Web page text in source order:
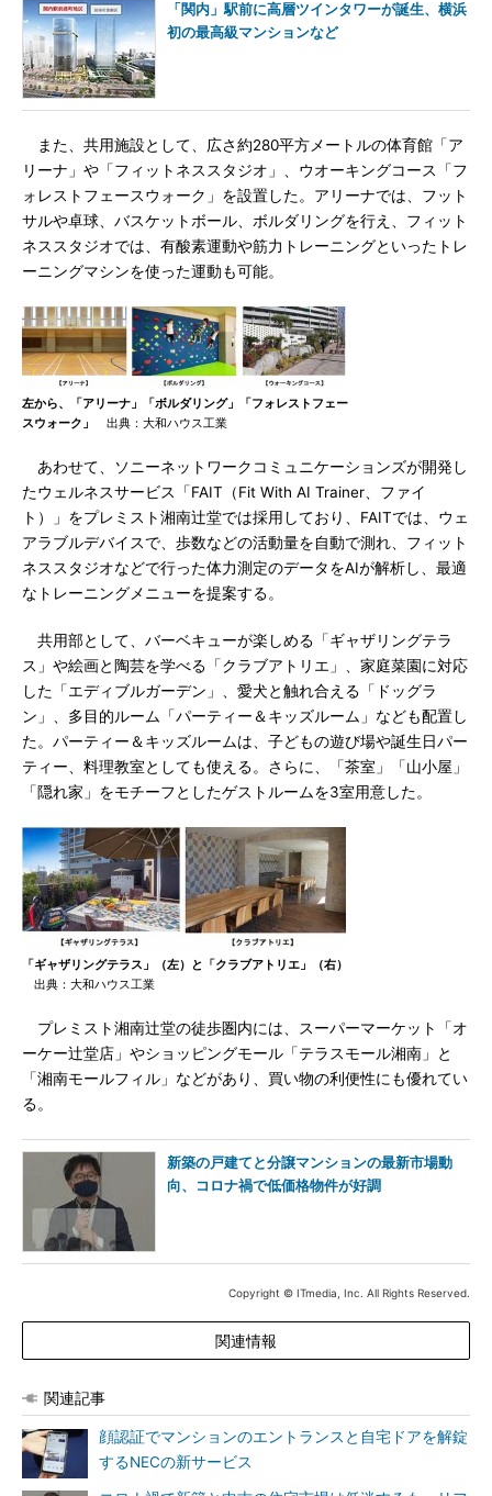
「関内」駅前に高層ツインタワーが誕生、横浜
初の最高級マンションなど
また、共用施設として、広さ約280平方メートルの体育館「ア
リーナ」や「フィットネススタジオ」、ウオーキングコース「フ
ォレストフェースウォーク」を設置した。アリーナでは、フット
サルや卓球、バスケットボール、ボルダリングを行え、フィット
ネススタジオでは、有酸素運動や筋力トレーニングといったトレ
ーニングマシンを使った運動も可能。
左から、「アリーナ」「ボルダリング」「フォレストフェー
スウォーク」
出典：大和ハウス工業
あわせて、ソニーネットワークコミュニケーションズが開発し
たウェルネスサービス「FAIT（Fit With AI Trainer、ファイ
ト）」をプレミスト湘南辻堂では採用しており、FAITでは、ウェ
アラブルデバイスで、歩数などの活動量を自動で測れ、フィット
ネススタジオなどで行った体力測定のデータをAIが解析し、最適
なトレーニングメニューを提案する。
共用部として、バーベキューが楽しめる「ギャザリングテラ
ス」や絵画と陶芸を学べる「クラブアトリエ」、家庭菜園に対応
した「エディブルガーデン」、愛犬と触れ合える「ドッグラ
ン」、多目的ルーム「パーティー＆キッズルーム」なども配置し
た。パーティー＆キッズルームは、子どもの遊び場や誕生日パー
ティー、料理教室としても使える。さらに、「茶室」「山小屋」
「隠れ家」をモチーフとしたゲストルームを3室用意した。
「ギャザリングテラス」（左）と「クラブアトリエ」（右）
出典：大和ハウス工業
プレミスト湘南辻堂の徒歩圏内には、スーパーマーケット「オ
ーケー辻堂店」やショッピングモール「テラスモール湘南」と
「湘南モールフィル」などがあり、買い物の利便性にも優れてい
る。
新築の戸建てと分譲マンションの最新市場動
向、コロナ禍で低価格物件が好調
Copyright © ITmedia, Inc. All Rights Reserved.
関連情報
関連記事
顔認証でマンションのエントランスと自宅ドアを解錠
するNECの新サービス